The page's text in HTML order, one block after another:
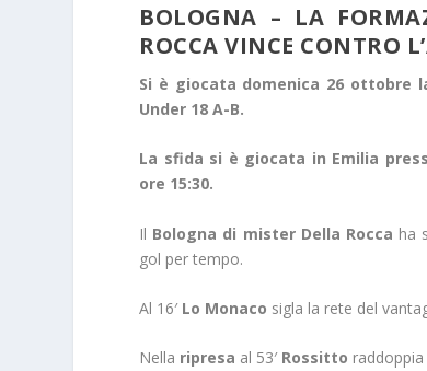
BOLOGNA – LA
ROCCA VINCE CONTRO
Si è giocata domenica 26 ottobre
Under 18 A-B.
La sfida si è giocata in Emilia
ore 15:30.
Il Bologna di mister Della Rocca ha
gol per tempo.
Al 16′ Lo Monaco sigla la rete del
Nella ripresa al 53′ Rossitto